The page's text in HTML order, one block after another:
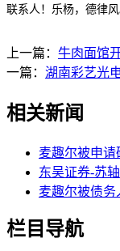
联系人！乐杨，德律风
上一篇： 牛肉面馆
一篇： 湖南彩艺光
相关新闻
麦趣尔被申请
东吴证券-苏
麦趣尔被债务
栏目导航